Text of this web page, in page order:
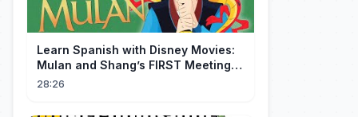
Learn Spanish with Disney Movies:
Mulan and Shang’s FIRST Meeting
(Mushu SCREWS UP!)
28:26